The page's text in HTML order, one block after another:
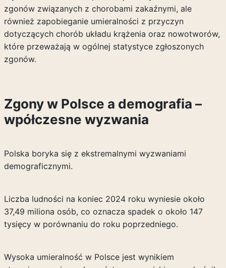
zgonów związanych z chorobami zakaźnymi, ale
również zapobieganie umieralności z przyczyn
dotyczących chorób układu krążenia oraz nowotworów,
które przeważają w ogólnej statystyce zgłoszonych
zgonów.
Zgony w Polsce a demografia –
wpółczesne wyzwania
Polska boryka się z ekstremalnymi wyzwaniami
demograficznymi.
Liczba ludności na koniec 2024 roku wyniesie około
37,49 miliona osób, co oznacza spadek o około 147
tysięcy w porównaniu do roku poprzedniego.
Wysoka umieralność w Polsce jest wynikiem